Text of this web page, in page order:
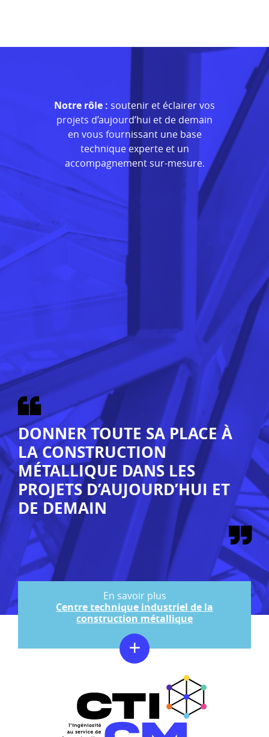
Notre rôle : soutenir et éclairer vos
projets d’aujourd’hui et de demain
en vous fournissant une base
technique experte et un
accompagnement sur-mesure.
DONNER TOUTE SA PLACE À
LA CONSTRUCTION
MÉTALLIQUE DANS LES
PROJETS D’AUJOURD’HUI ET
DE DEMAIN
Centre technique industriel de la
construction métallique